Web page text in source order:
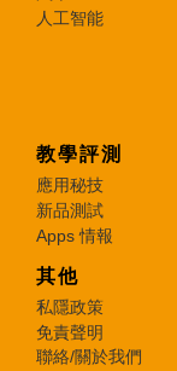
人工智能
教學評測
應用秘技
新品測試
Apps 情報
其他
私隱政策
免責聲明
聯絡/關於我們